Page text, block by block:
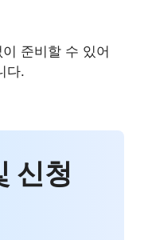
준비할 수 있어
다.
신청